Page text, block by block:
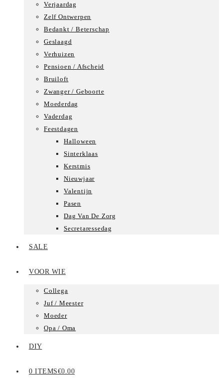
Verjaardag
Zelf Ontwerpen
Bedankt / Beterschap
Geslaagd
Verhuizen
Pensioen / Afscheid
Bruiloft
Zwanger / Geboorte
Moederdag
Vaderdag
Feestdagen
Halloween
Sinterklaas
Kerstmis
Nieuwjaar
Valentijn
Pasen
Dag Van De Zorg
Secretaressedag
SALE
VOOR WIE
Collega
Juf / Meester
Moeder
Opa / Oma
DIY
0 ITEMS€0.00